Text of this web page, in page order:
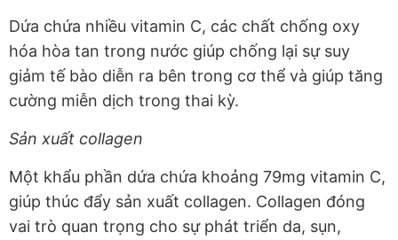
Dứa chứa nhiều vitamin C, các chất chống oxy
hóa hòa tan trong nước giúp chống lại sự suy
giảm tế bào diễn ra bên trong cơ thể và giúp tăng
cường miễn dịch trong thai kỳ.
Sản xuất collagen
Một khẩu phần dứa chứa khoảng 79mg vitamin C,
giúp thúc đẩy sản xuất collagen. Collagen đóng
vai trò quan trọng cho sự phát triển da, sụn,